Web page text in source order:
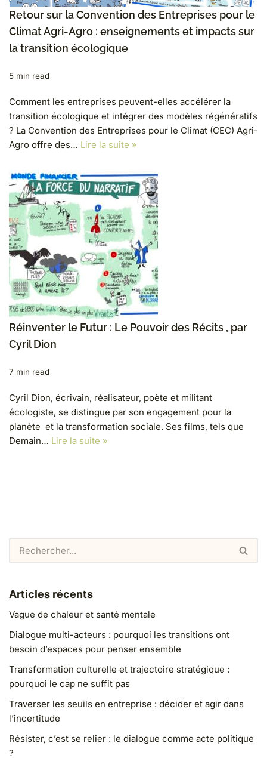
Retour sur la Convention des Entreprises pour le
Climat Agri-Agro : enseignements et impacts sur
la transition écologique
5 min read
Comment les entreprises peuvent-elles accélérer la
transition écologique et intégrer des modèles régénératifs
? La Convention des Entreprises pour le Climat (CEC) Agri-
Agro offre des… Lire la suite »
Réinventer le Futur : Le Pouvoir des Récits , par
Cyril Dion
7 min read
Cyril Dion, écrivain, réalisateur, poète et militant
écologiste, se distingue par son engagement pour la
planète et la transformation sociale. Ses films, tels que
Demain… Lire la suite »
Articles récents
Vague de chaleur et santé mentale
Dialogue multi-acteurs : pourquoi les transitions ont
besoin d’espaces pour penser ensemble
Transformation culturelle et trajectoire stratégique :
pourquoi le cap ne suffit pas
Traverser les seuils en entreprise : décider et agir dans
l’incertitude
Résister, c’est se relier : le dialogue comme acte politique
?